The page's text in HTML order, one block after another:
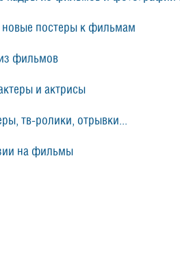
постеры к фильмам
фильмов
и актрисы
тв-ролики, отрывки...
на фильмы